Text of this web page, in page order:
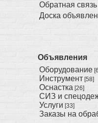
Обратная связь
Доска
Объявления
Оборудование
Инструмент [58]
Оснастка [26]
СИЗ и
Услуги [33]
Заказы на